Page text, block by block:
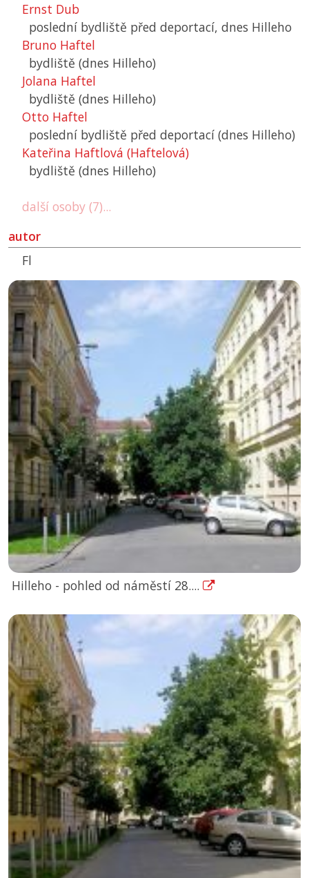
Ernst Dub
poslední bydliště před deportací, dnes Hilleho
Bruno Haftel
bydliště (dnes Hilleho)
Jolana Haftel
bydliště (dnes Hilleho)
Otto Haftel
poslední bydliště před deportací (dnes Hilleho)
Kateřina Haftlová (Haftelová)
bydliště (dnes Hilleho)
další osoby (7)...
autor
Fl
Hilleho - pohled od náměstí 28....